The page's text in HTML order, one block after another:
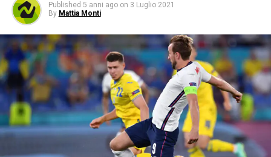
Published 5 anni ago on 3 Luglio 2021
By Mattia Monti